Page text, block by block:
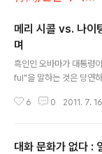
메리 시콜 vs. 나이
며
흑인인 오바마가 대통
ful"을 말하는 것은 당연
않은 수십년전이다. 그리
있다. 백인을 선호하고
6 0 2011. 7.
대화 문화가 없다 :